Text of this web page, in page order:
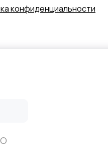
конфиденциальности